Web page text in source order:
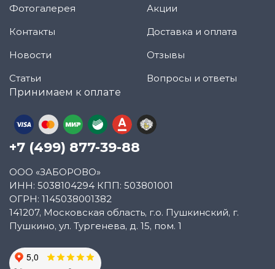
Фотогалерея
Контакты
Новости
Статьи
Акции
Доставка и оплата
Отзывы
Вопросы и ответы
Принимаем к оплате
+7 (499) 877-39-88
ООО «ЗАБОРОВО»
ИНН: 5038104294 КПП: 503801001
ОГРН: 1145038001382
141207, Московская область, г.о. Пушкинский, г.
Пушкино, ул. Тургенева, д. 15, пом. 1